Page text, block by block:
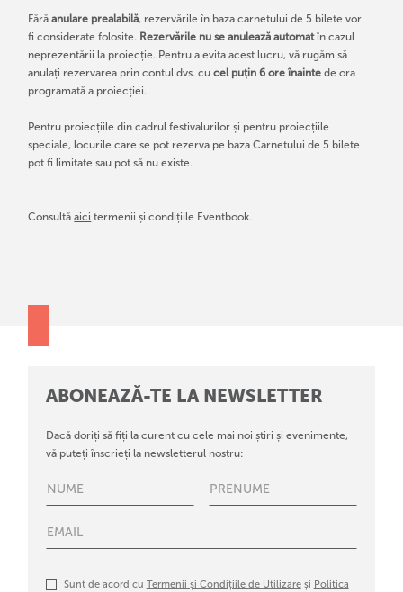
Fărăanulare prealabilă, rezervările în baza carnetului de 5 bilete vor
fi considerate folosite. Rezervările nu se anulează automatîn cazul
neprezentării la proiecție. Pentru a evita acest lucru, vă rugăm să
anulați rezervarea prin contul dvs. cucel puțin 6 ore înainte de ora
programată a proiecției.
Pentru proiecțiile din cadrul festivalurilor și pentru proiecțiile
speciale, locurile care se pot rezerva pe baza Carnetului de 5 bilete
pot fi limitate sau pot să nu existe.
Consultăaici termenii și condițiile Eventbook.
ABONEAZĂ-TE LA NEWSLETTER
Dacă doriți să fiți la curent cu cele mai noi știri și evenimente,
vă puteți înscrieți la newsletterul nostru:
Sunt de acord cu Termenii și Condițiile de Utilizareși Politica